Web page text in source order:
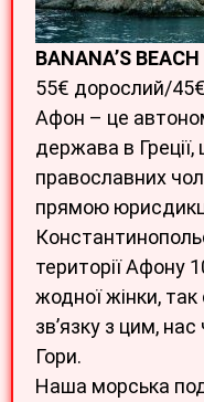
BANANA’S
55€ дорослий/45€
Афон – це
держава в Греції,
православних
прямою
території Афону
жодної жінки, так
зв’язку з цим,
Гори.
Наша морська